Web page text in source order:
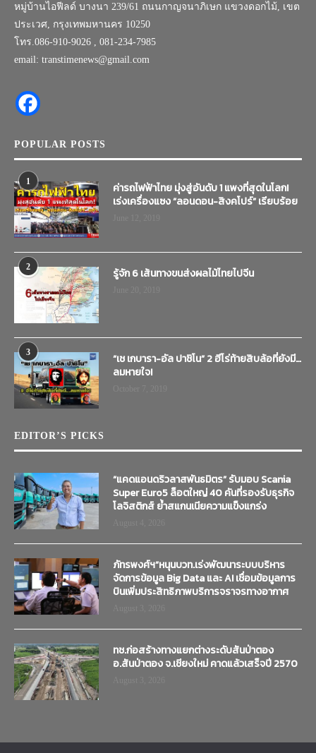
หมู่บ้านไอฟีลด์ บางนา 239/61 ถนนกาญจนาภิเษก แขวงดอกไม้, เขต
ประเวศ, กรุงเทพมหานคร 10250
โทร.086-910-9026 , 081-234-7985
email: transtimenews@gmail.com
POPULAR POSTS
1
ค่ารถไฟฟ้าไทย มุ่งสู่อันดับ 1 แพงที่สุดในโลก!
เร่งเครื่องแซง “ลอนดอน-สิงคโปร์” เรียบร้อย
2 รู้จัก 6 เส้นทางขนส่งผลไม้ไทยไปจีน
3
“เช เกบารา-อัล ปาชิโน” 2 ฮีโร่ท้ายสิบล้อที่ยังมี…
ลมหายใจ!
EDITOR’S PICKS
“แคดแอนดริวลาสพันธมิตร” รับมอบ Scania
Super Euro5 ล็อตใหญ่ 40 คันที่รองรับธุรกิจ
โลจิสติกส์ ย้ำสแกนเนียความแข็งแกร่ง
ภัทรพงศ์ฯ”หนุนบวท.เร่งพัฒนาระบบบริหาร
จัดการข้อมูล Big Data และ AI เชื่อมข้อมูลการ
บินเพิ่มประสิทธิภาพบริการจราจรทางอากาศ
ทช.ก่อสร้างทางแยกต่างระดับสันป่าตอง
อ.สันป่าตอง จ.เชียงใหม่ คาดแล้วเสร็จปี 2570